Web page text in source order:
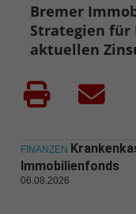
Bremer
Strategien für
aktuellen
FINANZEN
Immobilienfonds
06.08.2026